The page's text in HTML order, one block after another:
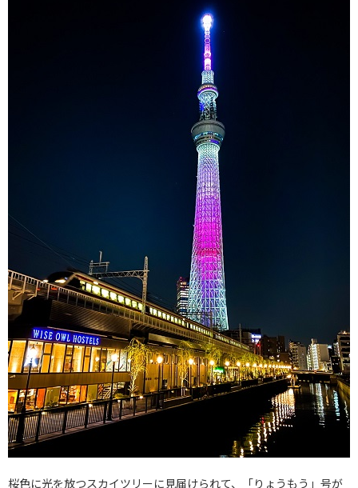
桜色に光を放つスカイツリーに見届けられて、「りょうもう」号が